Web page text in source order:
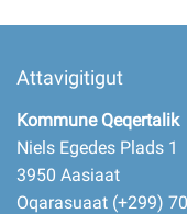
Attavigitigut
Kommune Qeqertalik
Niels Egedes Plads 1
3950 Aasiaat
Oqarasuaat (+299)